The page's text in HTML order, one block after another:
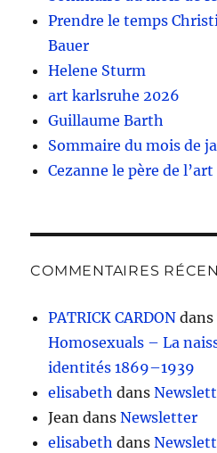
Prendre le temps
Bauer
Helene Sturm
art karlsruhe 2026
Guillaume Barth
Sommaire du mois de
Cezanne le père de
COMMENTAIRES
PATRICK CARDON dans
Homosexuals – La
identités 1869–1939
elisabeth dans
Jean dansNewsletter
elisabeth dans